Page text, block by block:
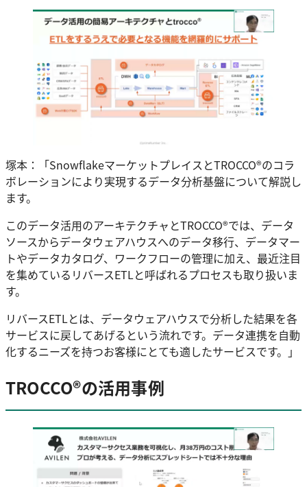
塚本：「SnowflakeマーケットプレイスとTROCCO®のコラ
ボレーションにより実現するデータ分析基盤について解説し
ます。
このデータ活用のアーキテクチャとTROCCO®では、データ
ソースからデータウェアハウスへのデータ移行、データマー
トやデータカタログ、ワークフローの管理に加え、最近注目
を集めているリバースETLと呼ばれるプロセスも取り扱いま
す。
リバースETLとは、データウェアハウスで分析した結果を各
サービスに戻してあげるという流れです。データ連携を自動
化するニーズを持つお客様にとても適したサービスです。」
TROCCO®の活用事例